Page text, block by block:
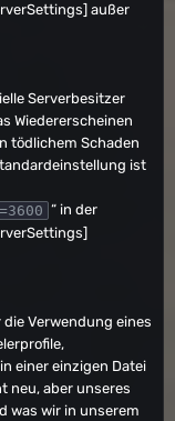
außer
Serverbesitzer
Wiedererscheinen
tödlichem Schaden
ist
“ in der
Verwendung eines
einer einzigen Datei
neu, aber unseres
was wir in unserem